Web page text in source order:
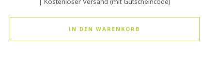
IN DEN WARENKORB